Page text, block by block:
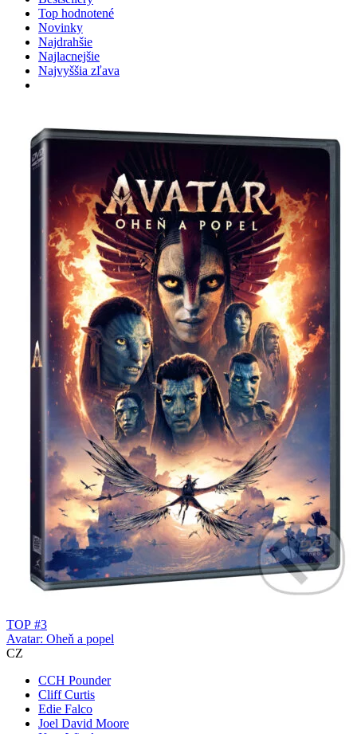
Top hodnotené
Novinky
Najdrahšie
Najlacnejšie
Najvyššia zľava
TOP #3
Avatar: Oheň a popel
CZ
CCH Pounder
Cliff Curtis
Edie Falco
Joel David Moore